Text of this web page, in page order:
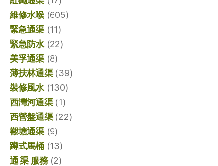
維修水喉(605)
緊急通渠(11)
緊急防水(22)
美孚通渠(8)
薄扶林通渠(39)
裝修風水(130)
西灣河通渠(1)
西營盤通渠(22)
觀塘通渠(9)
蹲式馬桶(13)
通 渠 服務(2)